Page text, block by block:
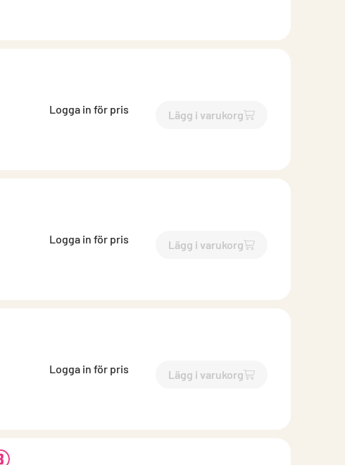
Logga in för pris Lägg i varukorg
`$Lägg till
Logga in för pris Lägg i varukorg
`$Lägg till
Logga in för pris Lägg i varukorg
`$Lägg till